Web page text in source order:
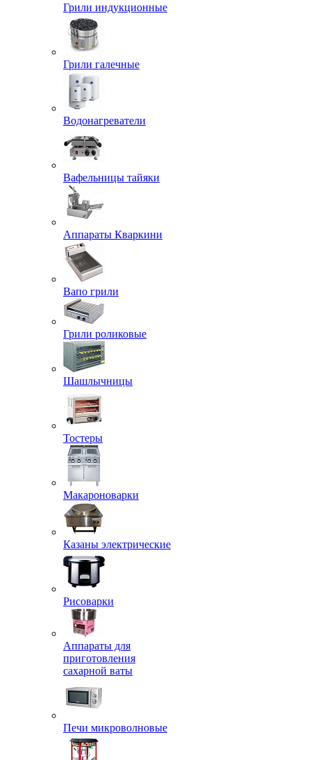
Грили индукционные
Грили галечные
Водонагреватели
Вафельницы тайяки
Аппараты Кваркини
Вапо грили
Грили роликовые
Шашлычницы
Тостеры
Макароноварки
Казаны электрические
Рисоварки
Аппараты для
приготовления
сахарной ваты
Печи микроволновые